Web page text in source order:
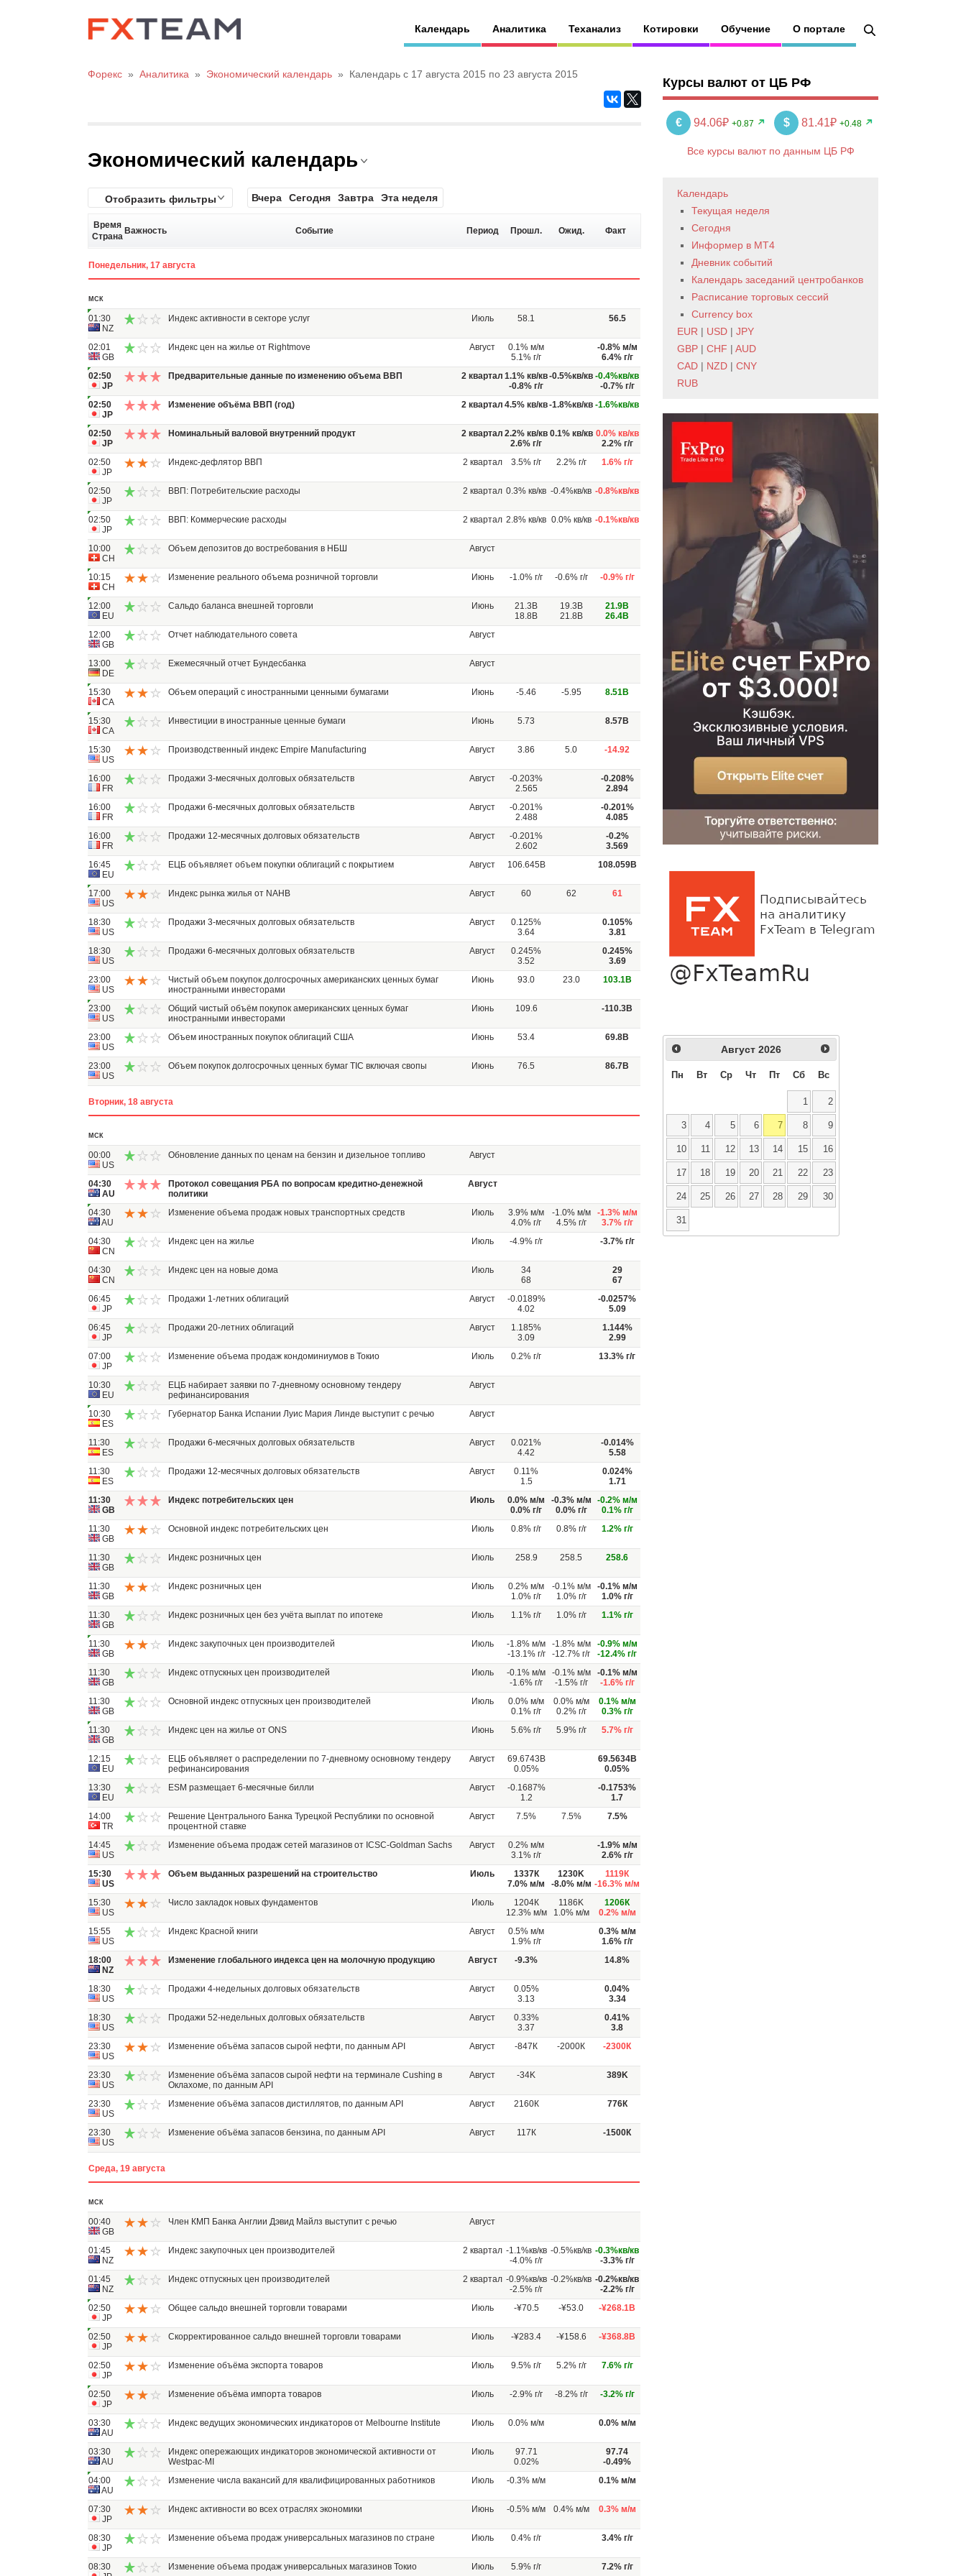
Календарь Аналитика Теханализ Котировки Обучение О портале
Форекс » Аналитика » Экономический календарь » Календарь с 17 августа 2015 по 23 августа 2015
Экономический календарь
Отобразить фильтры Вчера Сегодня Завтра Эта неделя
Время
Страна
Важность Событие Период Прошл. Ожид. Факт
Понедельник, 17 августа
МСК
01:30
NZ
Индекс активности в секторе услуг Июль 58.1 56.5
02:01
GB
Индекс цен на жилье от Rightmove Август
0.1% м/м
5.1% г/г
-0.8% м/м
6.4% г/г
02:50
JP
Предварительные данные по изменению объема ВВП 2 квартал 1.1% кв/кв
-0.8% г/г
-0.5%кв/кв -0.4%кв/кв
-0.7% г/г
02:50
JP
Изменение объёма ВВП (год) 2 квартал 4.5% кв/кв-1.8%кв/кв -1.6%кв/кв
02:50
JP
Номинальный валовой внутренний продукт 2 квартал 2.2% кв/кв
2.6% г/г
0.1% кв/кв 0.0% кв/кв
2.2% г/г
02:50
JP
Индекс-дефлятор ВВП 2 квартал 3.5% г/г 2.2% г/г 1.6% г/г
02:50
JP
ВВП: Потребительские расходы 2 квартал 0.3% кв/кв -0.4%кв/кв -0.8%кв/кв
02:50
JP
ВВП: Коммерческие расходы 2 квартал 2.8% кв/кв 0.0% кв/кв -0.1%кв/кв
10:00
CH
Объем депозитов до востребования в НБШ Август
10:15
CH
Изменение реального объема розничной торговли Июнь -1.0% г/г -0.6% г/г -0.9% г/г
12:00
EU
Сальдо баланса внешней торговли Июнь
21.3B
18.8B
19.3B
21.8B
21.9B
26.4B
12:00
GB
Отчет наблюдательного совета Август
13:00
DE
Ежемесячный отчет Бундесбанка Август
15:30
CA
Объем операций с иностранными ценными бумагами Июнь -5.46 -5.95 8.51B
15:30
CA
Инвестиции в иностранные ценные бумаги Июнь 5.73 8.57B
15:30
US
Производственный индекс Empire Manufacturing Август 3.86 5.0 -14.92
16:00
FR
Продажи 3-месячных долговых обязательств Август
-0.203%
2.565
-0.208%
2.894
16:00
FR
Продажи 6-месячных долговых обязательств Август
-0.201%
2.488
-0.201%
4.085
16:00
FR
Продажи 12-месячных долговых обязательств Август
-0.201%
2.602
-0.2%
3.569
16:45
EU
ЕЦБ объявляет объем покупки облигаций с покрытием Август 106.645В 108.059В
17:00
US
Индекс рынка жилья от NAHB Август 60 62 61
18:30
US
Продажи 3-месячных долговых обязательств Август
0.125%
3.64
0.105%
3.81
18:30
US
Продажи 6-месячных долговых обязательств Август
0.245%
3.52
0.245%
3.69
23:00
US
Чистый объем покупок долгосрочных американских ценных бумаг
иностранными инвесторами
Июнь 93.0 23.0 103.1B
23:00
US
Общий чистый объём покупок американских ценных бумаг
иностранными инвесторами
Июнь 109.6 -110.3B
23:00
US
Объем иностранных покупок облигаций США Июнь 53.4 69.8B
23:00
US
Объем покупок долгосрочных ценных бумаг TIC включая свопы Июнь 76.5 86.7B
Вторник, 18 августа
МСК
00:00
US
Обновление данных по ценам на бензин и дизельное топливо Август
04:30
AU
Протокол совещания РБА по вопросам кредитно-денежной
политики
Август
04:30
AU
Изменение объема продаж новых транспортных средств Июль
3.9% м/м
4.0% г/г
-1.0% м/м
4.5% г/г
-1.3% м/м
3.7% г/г
04:30
CN
Индекс цен на жилье Июль -4.9% г/г -3.7% г/г
04:30
CN
Индекс цен на новые дома Июль
34
68
29
67
06:45
JP
Продажи 1-летних облигаций Август
-0.0189%
4.02
-0.0257%
5.09
06:45
JP
Продажи 20-летних облигаций Август
1.185%
3.09
1.144%
2.99
07:00
JP
Изменение объема продаж кондоминиумов в Токио Июль 0.2% г/г 13.3% г/г
10:30
EU
ЕЦБ набирает заявки по 7-дневному основному тендеру
рефинансирования
Август
10:30
ES
Губернатор Банка Испании Луис Мария Линде выступит с речью Август
11:30
ES
Продажи 6-месячных долговых обязательств Август
0.021%
4.42
-0.014%
5.58
11:30
ES
Продажи 12-месячных долговых обязательств Август
0.11%
1.5
0.024%
1.71
11:30
GB
Индекс потребительских цен Июль
0.0% м/м
0.0% г/г
-0.3% м/м
0.0% г/г
-0.2% м/м
0.1% г/г
11:30
GB
Основной индекс потребительских цен Июль 0.8% г/г 0.8% г/г 1.2% г/г
11:30
GB
Индекс розничных цен Июль 258.9 258.5 258.6
11:30
GB
Индекс розничных цен Июль
0.2% м/м
1.0% г/г
-0.1% м/м
1.0% г/г
-0.1% м/м
1.0% г/г
11:30
GB
Индекс розничных цен без учёта выплат по ипотеке Июль 1.1% г/г 1.0% г/г 1.1% г/г
11:30
GB
Индекс закупочных цен производителей Июль
-1.8% м/м
-13.1% г/г
-1.8% м/м
-12.7% г/г
-0.9% м/м
-12.4% г/г
11:30
GB
Индекс отпускных цен производителей Июль
-0.1% м/м
-1.6% г/г
-0.1% м/м
-1.5% г/г
-0.1% м/м
-1.6% г/г
11:30
GB
Основной индекс отпускных цен производителей Июль
0.0% м/м
0.1% г/г
0.0% м/м
0.2% г/г
0.1% м/м
0.3% г/г
11:30
GB
Индекс цен на жилье от ONS Июнь 5.6% г/г 5.9% г/г 5.7% г/г
12:15
EU
ЕЦБ объявляет о распределении по 7-дневному основному тендеру
рефинансирования
Август
69.6743B
0.05%
69.5634В
0.05%
13:30
EU
ESM размещает 6-месячные билли Август
-0.1687%
1.2
-0.1753%
1.7
14:00
TR
Решение Центрального Банка Турецкой Республики по основной
процентной ставке
Август 7.5% 7.5% 7.5%
14:45
US
Изменение объема продаж сетей магазинов от ICSC-Goldman Sachs Август
0.2% м/м
3.1% г/г
-1.9% м/м
2.6% г/г
15:30
US
Объем выданных разрешений на строительство Июль
1337К
7.0% м/м
1230K
-8.0% м/м
1119К
-16.3% м/м
15:30
US
Число закладок новых фундаментов Июль
1204К
12.3% м/м
1186K
1.0% м/м
1206К
0.2% м/м
15:55
US
Индекс Красной книги Август
0.5% м/м
1.9% г/г
0.3% м/м
1.6% г/г
18:00
NZ
Изменение глобального индекса цен на молочную продукцию Август -9.3% 14.8%
18:30
US
Продажи 4-недельных долговых обязательств Август
0.05%
3.13
0.04%
3.34
18:30
US
Продажи 52-недельных долговых обязательств Август
0.33%
3.37
0.41%
3.8
23:30
US
Изменение объёма запасов сырой нефти, по данным API Август -847К -2000К -2300К
23:30
US
Изменение объёма запасов сырой нефти на терминале Cushing в
Оклахоме, по данным API
Август -34K 389K
23:30
US
Изменение объёма запасов дистиллятов, по данным API Август 2160К 776К
23:30
US
Изменение объёма запасов бензина, по данным API Август 117К -1500К
Среда, 19 августа
МСК
00:40
GB
Член КМП Банка Англии Дэвид Майлз выступит с речью Август
01:45
NZ
Индекс закупочных цен производителей 2 квартал -1.1%кв/кв
-4.0% г/г
-0.5%кв/кв -0.3%кв/кв
-3.3% г/г
01:45
NZ
Индекс отпускных цен производителей 2 квартал -0.9%кв/кв
-2.5% г/г
-0.2%кв/кв -0.2%кв/кв
-2.2% г/г
02:50
JP
Общее сальдо внешней торговли товарами Июль -¥70.5 -¥53.0 -¥268.1B
02:50
JP
Скорректированное сальдо внешней торговли товарами Июль -¥283.4 -¥158.6 -¥368.8B
02:50
JP
Изменение объёма экспорта товаров Июль 9.5% г/г 5.2% г/г 7.6% г/г
02:50
JP
Изменение объёма импорта товаров Июль -2.9% г/г -8.2% г/г -3.2% г/г
03:30
AU
Индекс ведущих экономических индикаторов от Melbourne Institute Июль 0.0% м/м 0.0% м/м
03:30
AU
Индекс опережающих индикаторов экономической активности от
Westpac-MI
Июль
97.71
0.02%
97.74
-0.49%
04:00
AU
Изменение числа вакансий для квалифицированных работников Июль -0.3% м/м 0.1% м/м
07:30
JP
Индекс активности во всех отраслях экономики Июнь -0.5% м/м 0.4% м/м 0.3% м/м
08:30
JP
Изменение объема продаж универсальных магазинов по стране Июль 0.4% г/г 3.4% г/г
08:30
Изменение объема продаж универсальных магазинов Токио Июль 5.9% г/г 7.2% г/г
Курсы валют от ЦБ РФ
€ 94.06₽ +0.87 $ 81.41₽ +0.48
Все курсы валют по данным ЦБ РФ
Календарь
Текущая неделя
Сегодня
Информер в MT4
Дневник событий
Календарь заседаний центробанков
Расписание торговых сессий
Currency box
EUR | USD | JPY
GBP | CHF | AUD
CAD | NZD | CNY
RUB
Август 2026
Пн Вт Ср Чт Пт Сб Вс
1 2
3 4 5 6 7 8 9
10 11 12 13 14 15 16
17 18 19 20 21 22 23
24 25 26 27 28 29 30
31